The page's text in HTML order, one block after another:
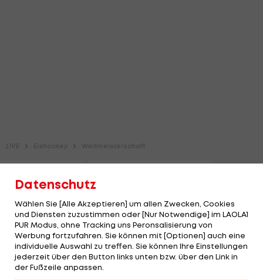
Datenschutz
Wählen Sie [Alle Akzeptieren] um allen Zwecken, Cookies
und Diensten zuzustimmen oder [Nur Notwendige] im LAOLA1
PUR Modus, ohne Tracking uns Peronsalisierung von
Werbung fortzufahren. Sie können mit [Optionen] auch eine
individuelle Auswahl zu treffen. Sie können Ihre Einstellungen
jederzeit über den Button links unten bzw. über den Link in
der Fußzeile anpassen.